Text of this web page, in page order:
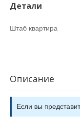
Детали
Штаб квартира
Описание
Если вы